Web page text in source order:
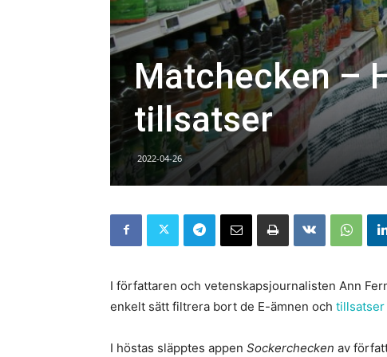
Matchecken –
tillsatser
2022-04-26
I författaren och vetenskapsjournalisten Ann
enkelt sätt filtrera bort de E-ämnen och tillsatser
I höstas släpptes appen Sockerchecken av